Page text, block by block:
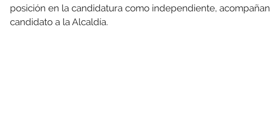
posición en la candidatura como independiente,
candidato a la Alcaldía.